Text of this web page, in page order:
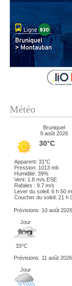
Météo
Bruniquel
9 août 2026
30°C
Apparent: 31°C
Pression: 1013 mb
Humidité: 39%
Vent: 1.8 m/s ESE
Rafales : 9.7 m/s
Lever du soleil: 6 h 50
Coucher du soleil: 21 h
Prévisions
10 août 2026
Jour
33°C
Prévisions
11 août 2026
Jour